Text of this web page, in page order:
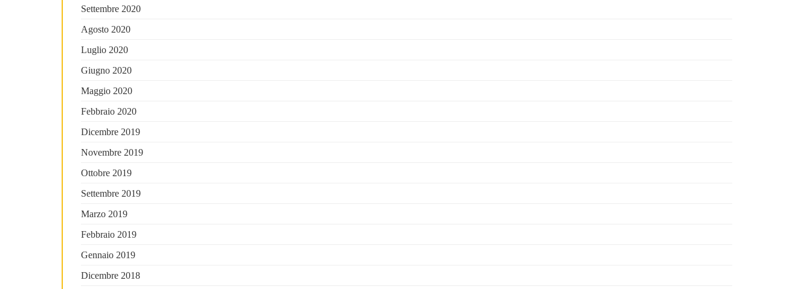
Settembre 2020
Agosto 2020
Luglio 2020
Giugno 2020
Maggio 2020
Febbraio 2020
Dicembre 2019
Novembre 2019
Ottobre 2019
Settembre 2019
Marzo 2019
Febbraio 2019
Gennaio 2019
Dicembre 2018